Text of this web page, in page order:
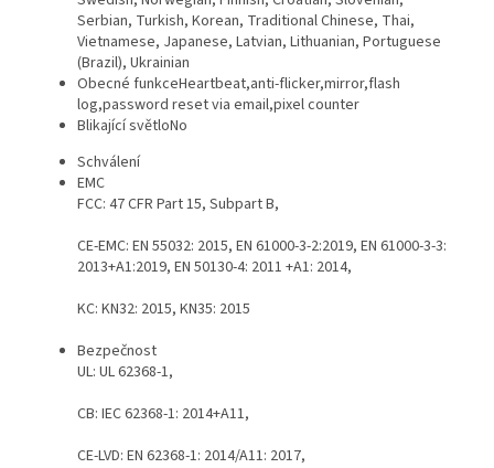
Serbian, Turkish, Korean, Traditional Chinese, Thai,
Vietnamese, Japanese, Latvian, Lithuanian, Portuguese
(Brazil), Ukrainian
Obecné funkceHeartbeat,anti-flicker,mirror,flash
log,password reset via email,pixel counter
Blikající světloNo
Schválení
EMC
FCC: 47 CFR Part 15, Subpart B,
CE-EMC: EN 55032: 2015, EN 61000-3-2:2019, EN 61000-3-3:
2013+A1:2019, EN 50130-4: 2011 +A1: 2014,
KC: KN32: 2015, KN35: 2015
Bezpečnost
UL: UL 62368-1,
CB: IEC 62368-1: 2014+A11,
CE-LVD: EN 62368-1: 2014/A11: 2017,